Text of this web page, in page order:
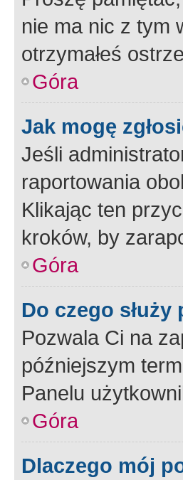
nie ma nic z tym
otrzymałeś
Góra
Jak mogę
Jeśli
raportowania
Klikając ten
kroków, by
Góra
Do czego
Pozwala Ci na
późniejszym
Panelu
Góra
Dlaczego mój